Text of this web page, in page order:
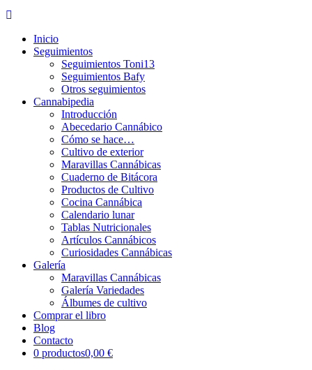
Inicio
Seguimientos
Seguimientos Toni13
Seguimientos Bafy
Otros seguimientos
Cannabipedia
Introducción
Abecedario Cannábico
Cómo se hace…
Cultivo de exterior
Maravillas Cannábicas
Cuaderno de Bitácora
Productos de Cultivo
Cocina Cannábica
Calendario lunar
Tablas Nutricionales
Artículos Cannábicos
Curiosidades Cannábicas
Galería
Maravillas Cannábicas
Galería Variedades
Álbumes de cultivo
Comprar el libro
Blog
Contacto
0 productos0,00 €